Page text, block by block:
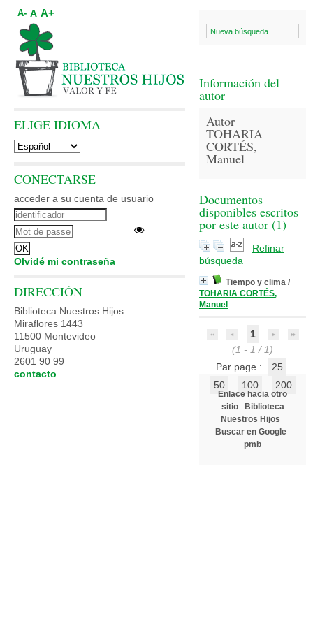
Nueva búsqueda
Información del
autor
Autor
TOHARIA
CORTÉS,
Manuel
Documentos
disponibles escritos
por este autor (1)
Refinar
búsqueda
Tiempo y clima /
TOHARIA CORTÉS,
Manuel
1
(1 - 1 / 1)
Par page :
25
50
100 200
Enlace hacia otro
sitio
Biblioteca
Nuestros Hijos
Buscar en Google
pmb
A- A A+
ELIGE IDIOMA
CONECTARSE
acceder a su cuenta de usuario
Olvidé mi contraseña
DIRECCIÓN
Biblioteca Nuestros Hijos
Miraflores 1443
11500 Montevideo
Uruguay
2601 90 99
contacto